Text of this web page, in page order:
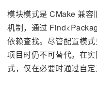
模块模式是 CMake 兼
机制，通过
依赖查找。尽管配置模
项目时仍不可替代。在
式，仅在必要时通过自定